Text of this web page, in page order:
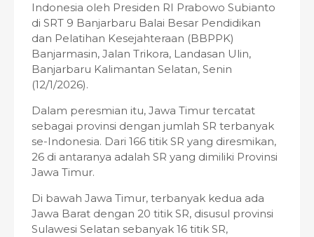
Indonesia oleh Presiden RI Prabowo Subianto
di SRT 9 Banjarbaru Balai Besar Pendidikan
dan Pelatihan Kesejahteraan (BBPPK)
Banjarmasin, Jalan Trikora, Landasan Ulin,
Banjarbaru Kalimantan Selatan, Senin
(12/1/2026).
Dalam peresmian itu, Jawa Timur tercatat
sebagai provinsi dengan jumlah SR terbanyak
se-Indonesia. Dari 166 titik SR yang diresmikan,
26 di antaranya adalah SR yang dimiliki Provinsi
Jawa Timur.
Di bawah Jawa Timur, terbanyak kedua ada
Jawa Barat dengan 20 titik SR, disusul provinsi
Sulawesi Selatan sebanyak 16 titik SR,